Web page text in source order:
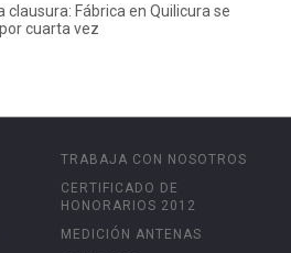
clausura: Fábrica en Quilicura se
cuarta vez
TRABAJA CON NOSOTROS
CERTIFICADO DE
HONORARIOS 2012
MEDICIÓN ANTENAS